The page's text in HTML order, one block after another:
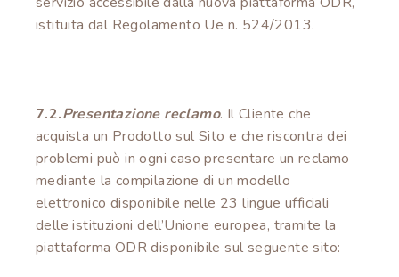
istituita dal Regolamento Ue n. 524/2013.
7.2.Presentazione reclamo. Il Cliente che
acquista un Prodotto sul Sito e che riscontra dei
problemi può in ogni caso presentare un reclamo
mediante la compilazione di un modello
elettronico disponibile nelle 23 lingue ufficiali
delle istituzioni dell’Unione europea, tramite la
piattaforma ODR disponibile sul seguente sito: